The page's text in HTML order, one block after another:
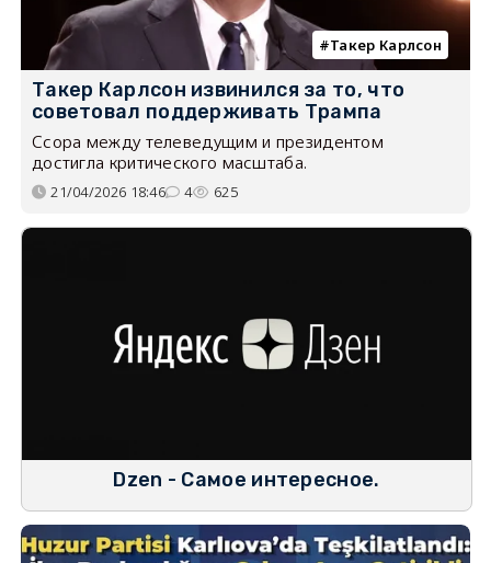
Такер Карлсон
Такер Карлсон извинился за то, что
советовал поддерживать Трампа
Ссора между телеведущим и президентом
достигла критического масштаба.
21/04/2026 18:46 4 625
Dzen - Самое интересное.